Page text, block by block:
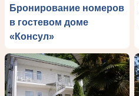
Бронирование номеров
в гостевом доме
«Консул»